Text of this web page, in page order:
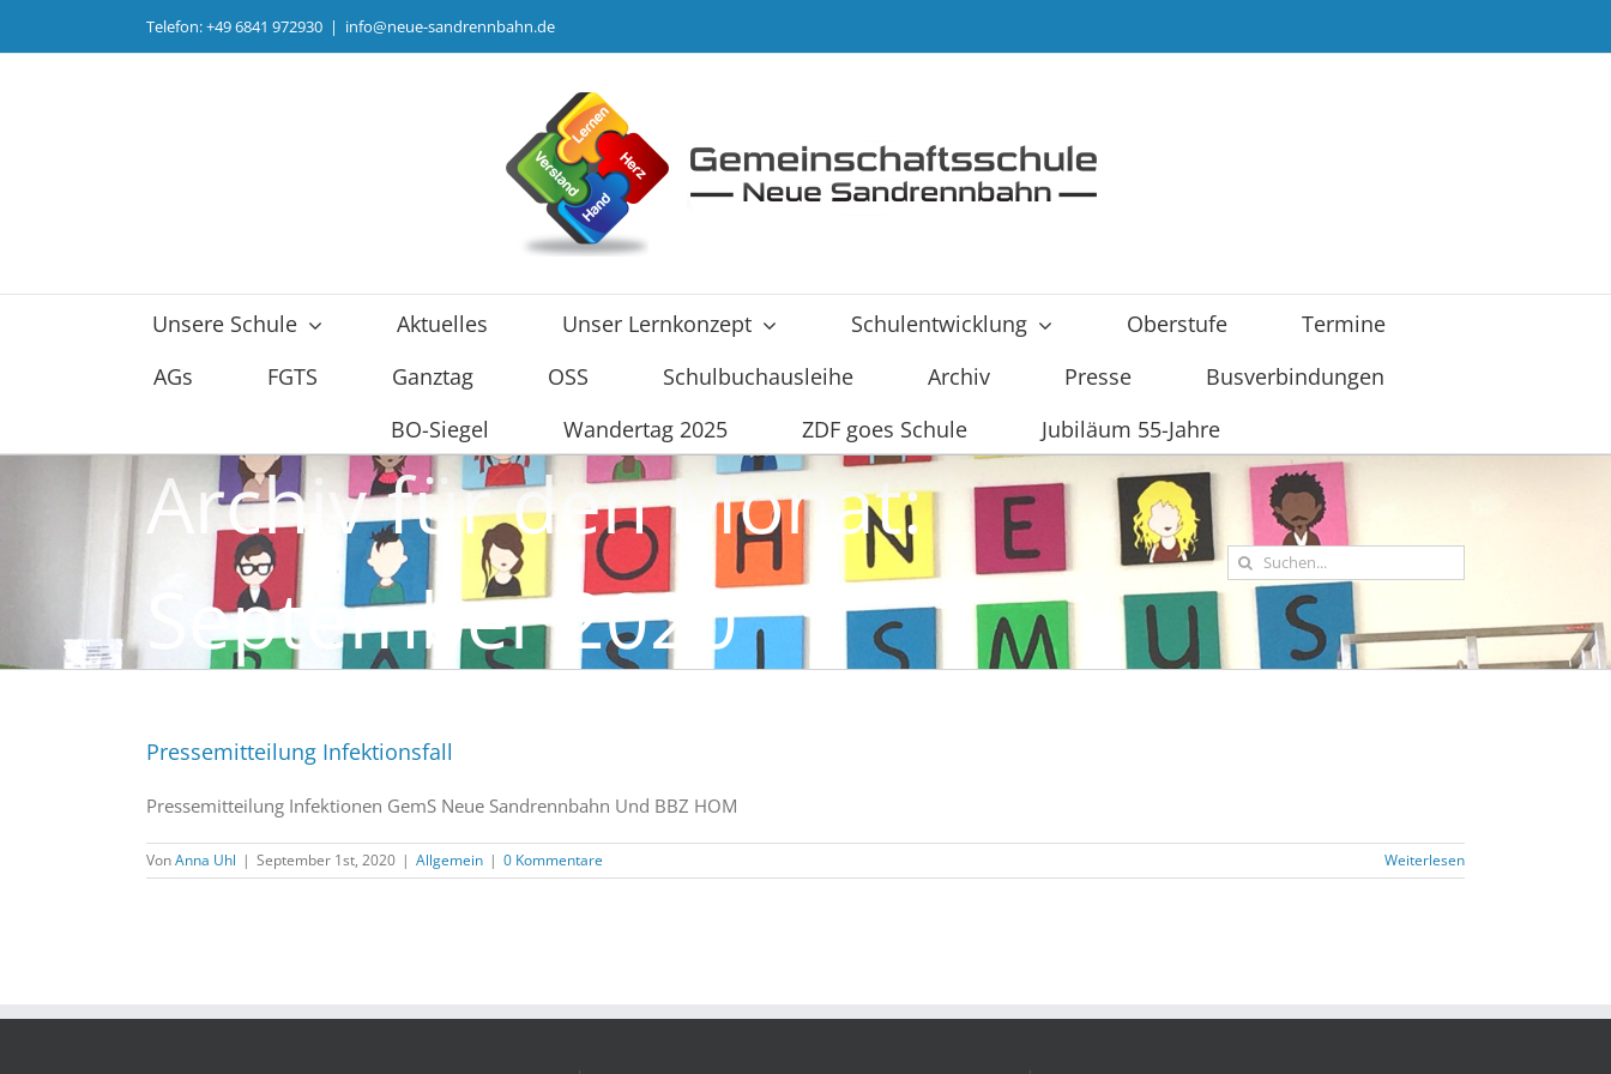
Telefon: +49 6841 972930 | info@neue-sandrennbahn.de
Unsere Schule Aktuelles Unser Lernkonzept Schulentwicklung Oberstufe
Termine
AGs
FGTS Ganztag OSS Schulbuchausleihe Archiv Presse
Busverbindungen
BO-Siegel
Wandertag 2025 ZDF goes Schule Jubiläum 55-Jahre
Archiv für den Monat:
September 2020
Suche
nach:
Pressemitteilung Infektionsfall
Pressemitteilung Infektionen GemS Neue Sandrennbahn Und BBZ HOM
VonAnna Uhl | September 1st, 2020 | Allgemein | 0 Kommentare Weiterlesen